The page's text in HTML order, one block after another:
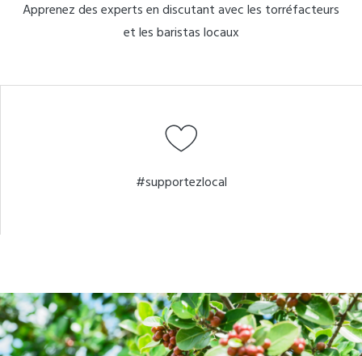
Apprenez des experts en discutant avec les torréfacteurs
et les baristas locaux
#supportezlocal